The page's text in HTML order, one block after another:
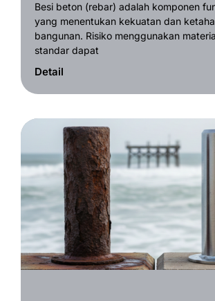
Besi beton (rebar) adalah komponen
yang menentukan kekuatan dan
bangunan. Risiko menggunakan
standar dapat
Detail